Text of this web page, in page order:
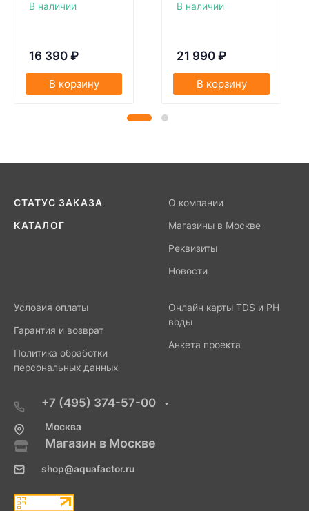
В наличии
16 390 ₽
В корзину
В наличии
21 990 ₽
В корзину
СТАТУС ЗАКАЗА
КАТАЛОГ
О компании
Магазины в Москве
Реквизиты
Новости
Условия оплаты
Гарантия и возврат
Политика обработки
персональных данных
Онлайн карты TDS и PH
воды
Анкета проекта
+7 (495) 374-57-00
Москва
Магазин в Москве
shop@aquafactor.ru